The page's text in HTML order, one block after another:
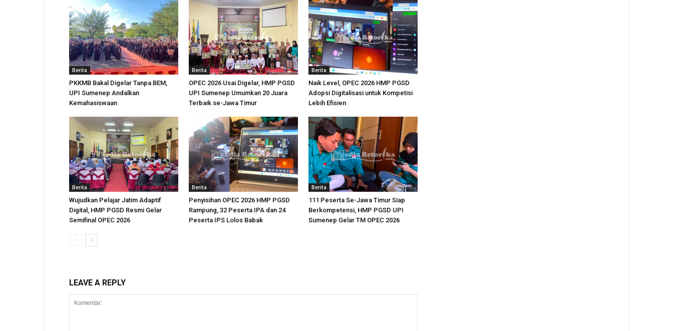
Berita
PKKMB Bakal Digelar Tanpa BEM,
UPI Sumenep Andalkan
Kemahasiswaan
Berita
OPEC 2026 Usai Digelar, HMP PGSD
UPI Sumenep Umumkan 20 Juara
Terbaik se-Jawa Timur
Berita
Naik Level, OPEC 2026 HMP PGSD
Adopsi Digitalisasi untuk Kompetisi
Lebih Efisien
Berita
Wujudkan Pelajar Jatim Adaptif
Digital, HMP PGSD Resmi Gelar
Semifinal OPEC 2026
Berita
Penyisihan OPEC 2026 HMP PGSD
Rampung, 32 Peserta IPA dan 24
Peserta IPS Lolos Babak
Berita
111 Peserta Se-Jawa Timur Siap
Berkompetensi, HMP PGSD UPI
Sumenep Gelar TM OPEC 2026
LEAVE A REPLY